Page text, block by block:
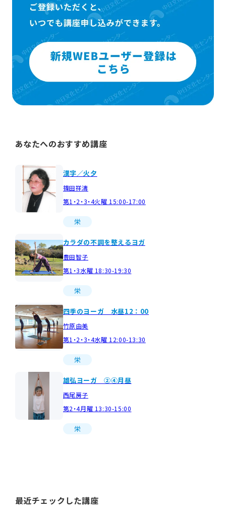
あなたへのおすすめ講座
漢字／火夕
篠田祥濤
第1・2・3・4火曜 15:00-17:00
栄
カラダの不調を整えるヨガ
豊田智子
第1・3水曜 18:30-19:30
栄
四季のヨーガ 水昼12：00
竹原由美
第1・2・3・4水曜 12:00-13:30
栄
雄弘ヨーガ ②④月昼
西尾房子
第2・4月曜 13:30-15:00
栄
最近チェックした講座